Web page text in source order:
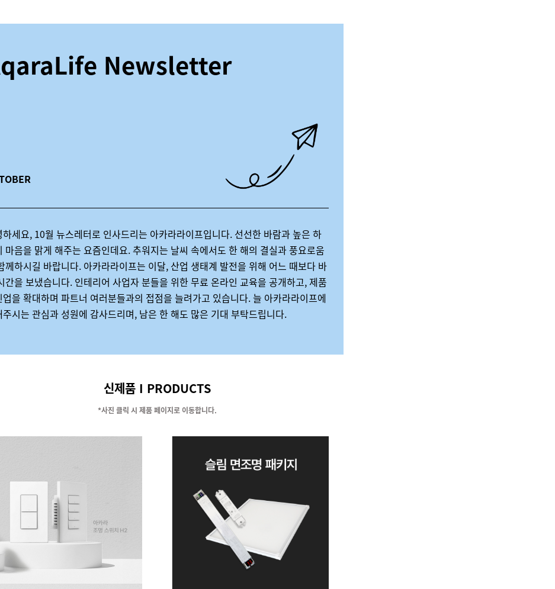
Newsletter
하세요, 10월 뉴스레터로 인사드리는 아카라라이프입니다. 선선한 바람과 높은 하
마음을 맑게 해주는 요즘인데요.추워지는 날씨 속에서도 한 해의 결실과 풍요로움
께하시길 바랍니다. 아카라라이프는 이달, 산업 생태계 발전을 위해 어느 때보다 바
간을 보냈습니다. 인테리어 사업자 분들을 위한 무료 온라인 교육을 공개하고,제품
업을 확대하며 파트너 여러분들과의 접점을 늘려가고 있습니다.늘 아카라라이프에
주시는 관심과 성원에 감사드리며, 남은 한 해도 많은 기대 부탁드립니다.
신제품 I PRODUCTS
*사진 클릭 시 제품 페이지로 이동합니다.